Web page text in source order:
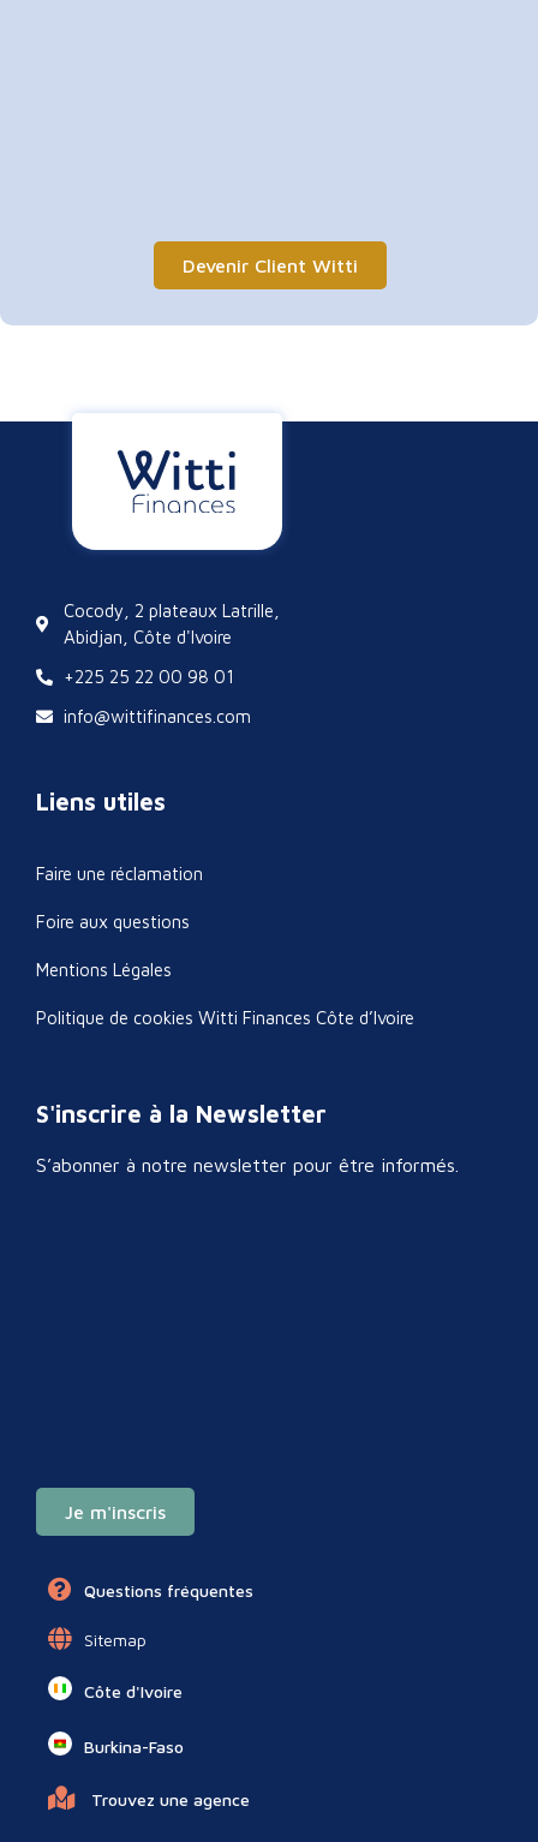
Devenir Client Witti
Cocody, 2 plateaux Latrille,
Abidjan, Côte d'Ivoire
+225 25 22 00 98 01
info@wittifinances.com
Liens utiles
Faire une réclamation
Foire aux questions
Mentions Légales
Politique de cookies Witti Finances Côte d’Ivoire
S'inscrire à la Newsletter
S’abonner à notre newsletter pour être informés.
Je m'inscris
Questions fréquentes
Sitemap
Côte d'Ivoire
Burkina-Faso
Trouvez une agence